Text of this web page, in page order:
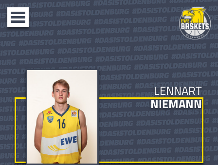
Toggle
navigation
LENNART
NIEMANN